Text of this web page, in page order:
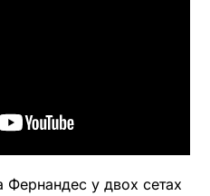
Фернандес у двох сетах